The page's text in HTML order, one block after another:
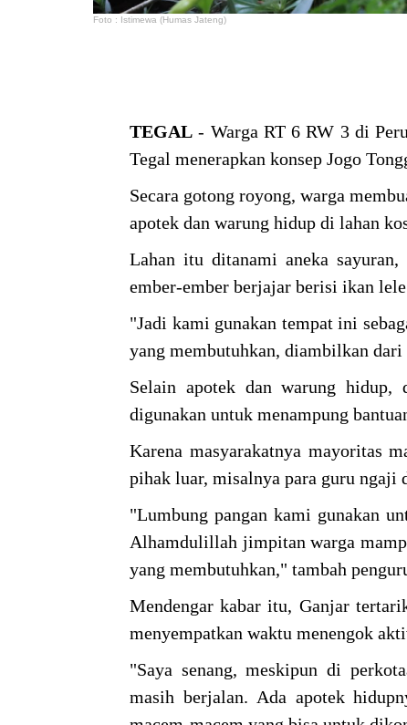
Foto : Istimewa (Humas Jateng)
TEGAL - Warga RT 6 RW 3 di
Tegal menerapkan konsep Jogo
Secara gotong royong, warga
apotek dan warung hidup di lahan
Lahan itu ditanami aneka
ember-ember berjajar berisi ikan
"Jadi kami gunakan tempat ini
yang membutuhkan, diambilkan
Selain apotek dan warung
digunakan untuk menampung
Karena masyarakatnya mayoritas
pihak luar, misalnya para guru ngaji
"Lumbung pangan kami gunakan
Alhamdulillah jimpitan warga
yang membutuhkan," tambah
Mendengar kabar itu, Ganjar
menyempatkan waktu menengok
"Saya senang, meskipun di
masih berjalan. Ada apotek